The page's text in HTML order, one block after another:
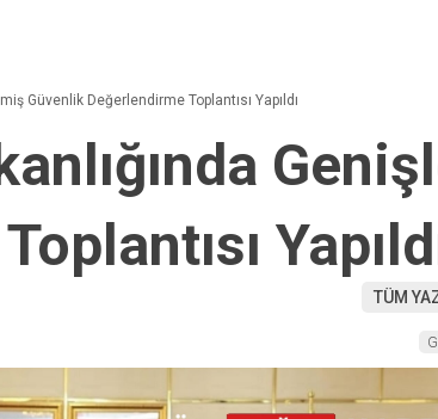
Güvenlik Değerlendirme Toplantısı Yapıldı
TÜM